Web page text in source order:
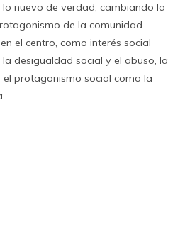
nuevo de verdad, cambiando la
de la comunidad
el centro, como interés social
desigualdad social y el abuso, la
el protagonismo social como la